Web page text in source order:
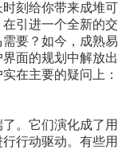
刻给你带来成堆可
引进一个全新的交
要？如今，成熟易
面的规划中解放出
在主要的疑问上：
。它们演化成了用
行动驱动。有些用